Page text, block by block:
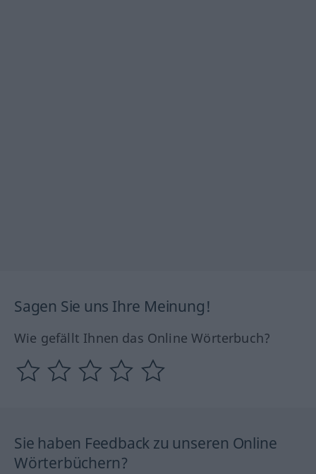
Sagen Sie uns Ihre Meinung!
Wie gefällt Ihnen das Online Wörterbuch?
Sie haben Feedback zu unseren Online
Wörterbüchern?